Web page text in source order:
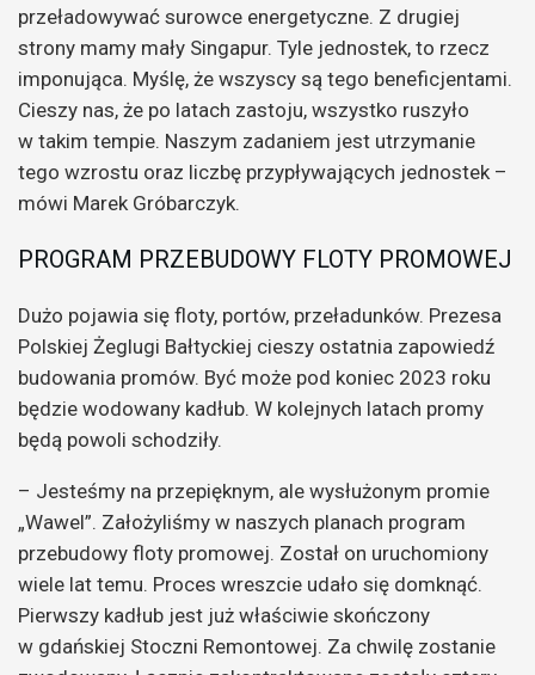
przeładowywać surowce energetyczne. Z drugiej
strony mamy mały Singapur. Tyle jednostek, to rzecz
imponująca. Myślę, że wszyscy są tego beneficjentami.
Cieszy nas, że po latach zastoju, wszystko ruszyło
w takim tempie. Naszym zadaniem jest utrzymanie
tego wzrostu oraz liczbę przypływających jednostek –
mówi Marek Gróbarczyk.
PROGRAM PRZEBUDOWY FLOTY PROMOWEJ
Dużo pojawia się floty, portów, przeładunków. Prezesa
Polskiej Żeglugi Bałtyckiej cieszy ostatnia zapowiedź
budowania promów. Być może pod koniec 2023 roku
będzie wodowany kadłub. W kolejnych latach promy
będą powoli schodziły.
– Jesteśmy na przepięknym, ale wysłużonym promie
„Wawel”. Założyliśmy w naszych planach program
przebudowy floty promowej. Został on uruchomiony
wiele lat temu. Proces wreszcie udało się domknąć.
Pierwszy kadłub jest już właściwie skończony
w gdańskiej Stoczni Remontowej. Za chwilę zostanie